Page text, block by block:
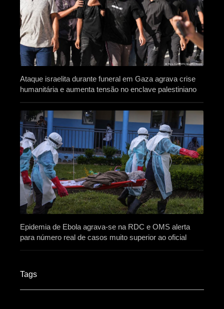
Ataque israelita durante funeral em Gaza agrava crise
humanitária e aumenta tensão no enclave palestiniano
Epidemia de Ebola agrava-se na RDC e OMS alerta
para número real de casos muito superior ao oficial
Tags